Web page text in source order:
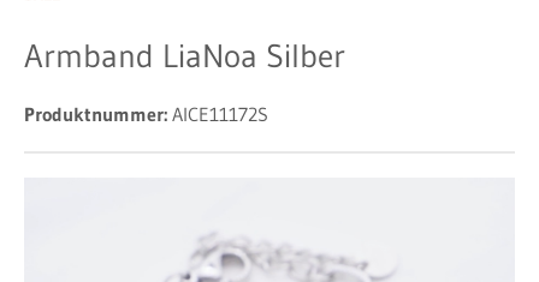
Armband LiaNoa Silber
Produktnummer: AICE11172S